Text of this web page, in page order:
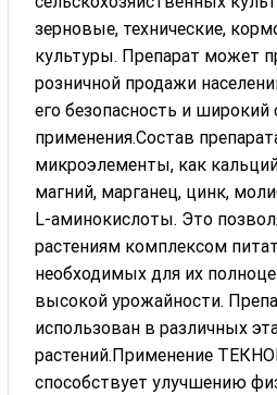
зерновые, технические,
культуры. Препарат может
розничной продажи
его безопасность и широкий
применения.Состав
микроэлементы, как
магний, марганец, цинк,
L-аминокислоты. Это
растениям комплексом
необходимых для их
высокой урожайности.
использован в различных
растений.Применение
способствует улучшению